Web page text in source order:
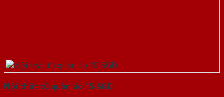
Nội thất tủ quần áo 15-SGD